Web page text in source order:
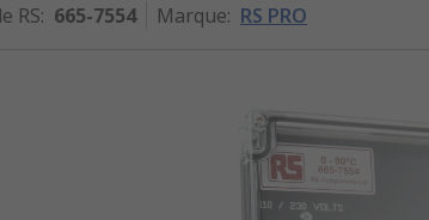
RS: 665-7554 Marque: RS PRO